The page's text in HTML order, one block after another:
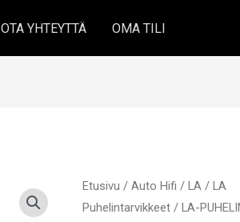
OTA YHTEYTTÄ OMA TILI
Etusivu /Auto Hifi / LA / LA
Puhelintarvikkeet / LA-